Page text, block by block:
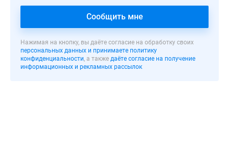
здания
современным
архитектурным
Сообщить мне
Нажимая на кнопку, вы даёте согласие на обработку своих
персональных данных и принимаете политику
конфиденциальности, а также даёте согласие на получение
информационных и рекламных рассылок